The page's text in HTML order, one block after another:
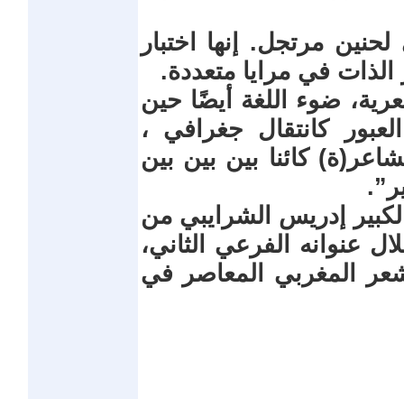
مرتجل. إنها اختبار
الذات في مرايا متعددة.
ضوء اللغة أيضًا حين
كانتقال جغرافي ،
كائنا بين بين بين
إدريس الشرايبي من
عنوانه الفرعي الثاني،
المغربي المعاصر في